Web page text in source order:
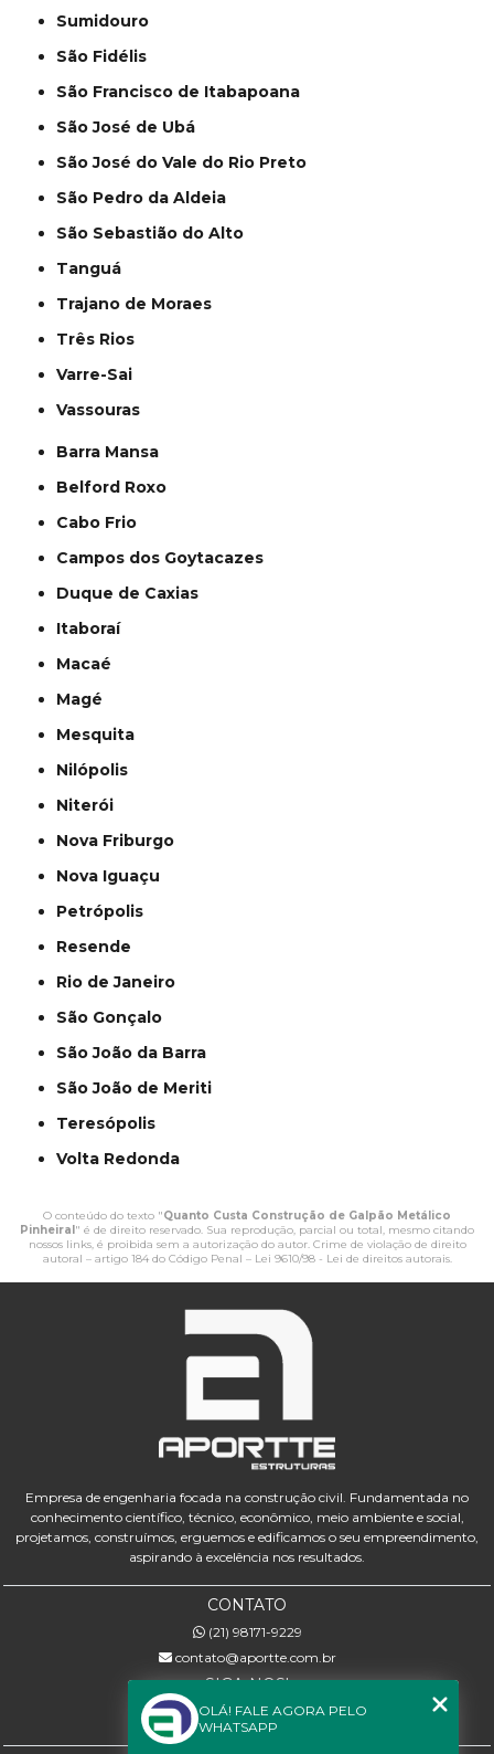
Sumidouro
São Fidélis
São Francisco de Itabapoana
São José de Ubá
São José do Vale do Rio Preto
São Pedro da Aldeia
São Sebastião do Alto
Tanguá
Trajano de Moraes
Três Rios
Varre-Sai
Vassouras
Barra Mansa
Belford Roxo
Cabo Frio
Campos dos Goytacazes
Duque de Caxias
Itaboraí
Macaé
Magé
Mesquita
Nilópolis
Niterói
Nova Friburgo
Nova Iguaçu
Petrópolis
Resende
Rio de Janeiro
São Gonçalo
São João da Barra
São João de Meriti
Teresópolis
Volta Redonda
O conteúdo do texto "Quanto Custa Construção de Galpão Metálico
Pinheiral" é de direito reservado. Sua reprodução, parcial ou total, mesmo citando
nossos links, é proibida sem a autorização do autor. Crime de violação de direito
autoral – artigo 184 do Código Penal – Lei 9610/98 - Lei de direitos autorais.
Empresa de engenharia focada na construção civil. Fundamentada no
conhecimento científico, técnico, econômico, meio ambiente e social,
projetamos, construímos, erguemos e edificamos o seu empreendimento,
aspirando à excelência nos resultados.
CONTATO
(21) 98171-9229
contato@aportte.com.br
SIGA-NOS!
OLÁ! FALE AGORA PELO
WHATSAPP